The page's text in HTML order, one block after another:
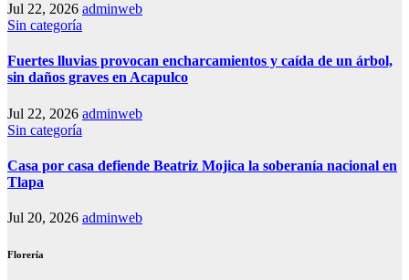
Jul 22, 2026 adminweb
Sin categoría
Fuertes lluvias provocan encharcamientos y caída de un árbol,
sin daños graves en Acapulco
Jul 22, 2026 adminweb
Sin categoría
Casa por casa defiende Beatriz Mojica la soberanía nacional en
Tlapa
Jul 20, 2026 adminweb
Florería